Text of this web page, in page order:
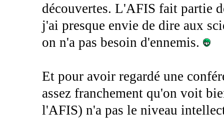
découvertes. L'AFIS fait partie
j'ai presque envie de dire aux
on n'a pas besoin d'ennemis.
Et pour avoir regardé une
assez franchement qu'on voit
l'AFIS) n'a pas le niveau